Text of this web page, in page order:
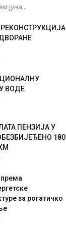
јуна...
ВОДЕ
ПЕНЗИЈА У
180
за рогатичко